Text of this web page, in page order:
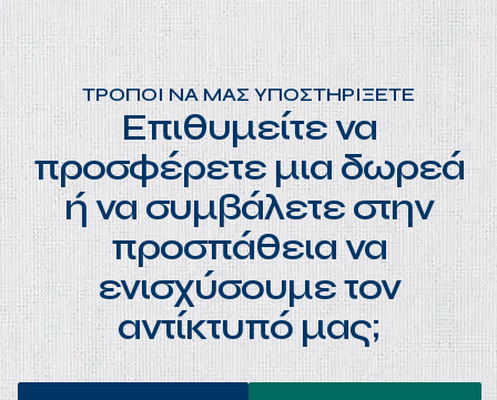
ΤΡΟΠΟΙ ΝΑ ΜΑΣ ΥΠΟΣΤΗΡΙΞΕΤΕ
Επιθυμείτε να
προσφέρετε μια δωρεά
ή να συμβάλετε στην
προσπάθεια να
ενισχύσουμε τον
αντίκτυπό μας;